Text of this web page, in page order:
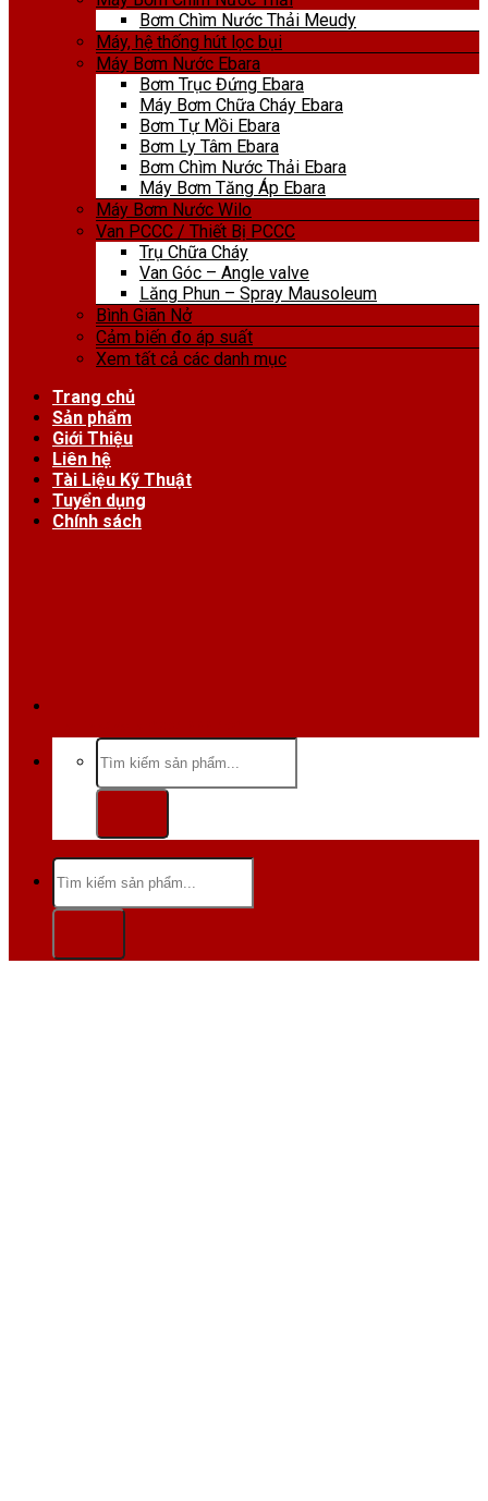
Bơm Chìm Nước Thải Meudy
Máy, hệ thống hút lọc bụi
Máy Bơm Nước Ebara
Bơm Trục Đứng Ebara
Máy Bơm Chữa Cháy Ebara
Bơm Tự Mồi Ebara
Bơm Ly Tâm Ebara
Bơm Chìm Nước Thải Ebara
Máy Bơm Tăng Áp Ebara
Máy Bơm Nước Wilo
Van PCCC / Thiết Bị PCCC
Trụ Chữa Cháy
Van Góc – Angle valve
Lăng Phun – Spray Mausoleum
Bình Giãn Nở
Cảm biến đo áp suất
Xem tất cả các danh mục
Trang chủ
Sản phẩm
Giới Thiệu
Liên hệ
Tài Liệu Kỹ Thuật
Tuyển dụng
Chính sách
Tìm
kiếm:
Tìm
kiếm: